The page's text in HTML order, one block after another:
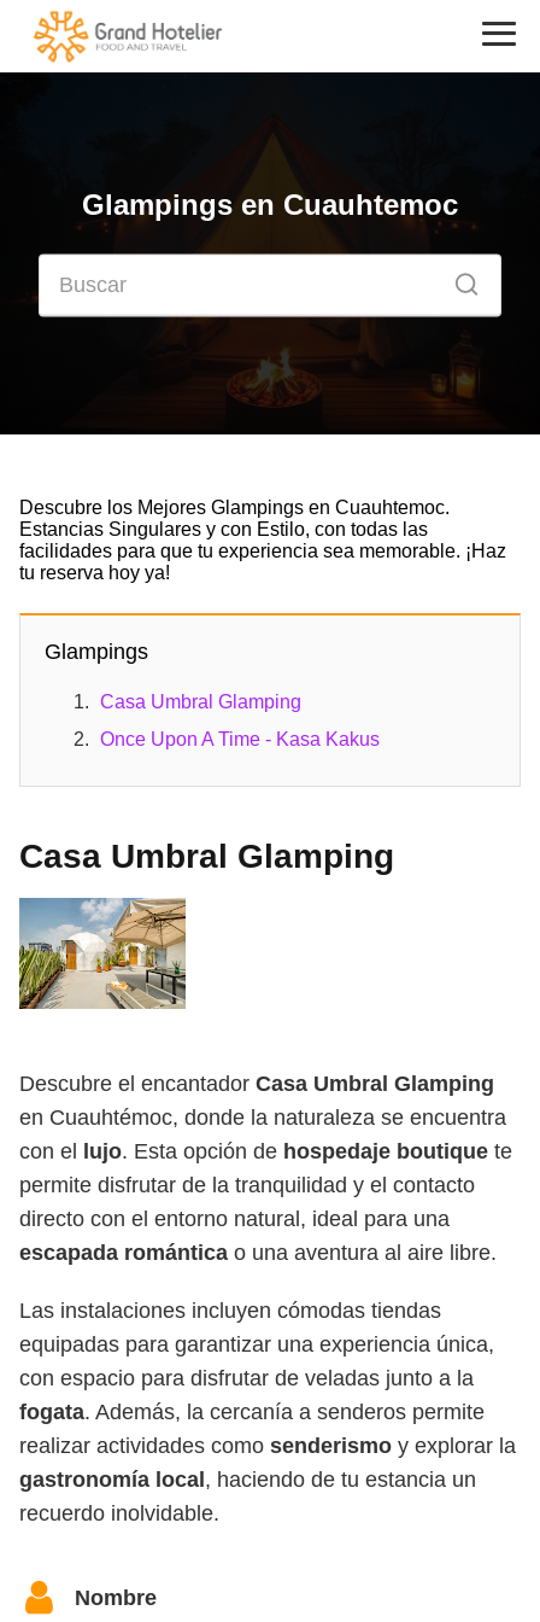
Glampings en Cuauhtemoc
Descubre los Mejores Glampings en Cuauhtemoc.
Estancias Singulares y con Estilo, con todas las
facilidades para que tu experiencia sea memorable. ¡Haz
tu reserva hoy ya!
Glampings
Casa Umbral Glamping
Once Upon A Time - Kasa Kakus
Casa Umbral Glamping
Descubre el encantador Casa Umbral Glamping
en Cuauhtémoc, donde la naturaleza se encuentra
con el
lujo. Esta opción de hospedaje boutique te
permite disfrutar de la tranquilidad y el contacto
directo con el entorno natural, ideal para una
escapada romántica o una aventura al aire libre.
Las instalaciones incluyen cómodas tiendas
equipadas para garantizar una experiencia única,
con espacio para disfrutar de veladas junto a la
fogata. Además, la cercanía a senderos permite
realizar actividades como senderismo y explorar la
gastronomía local , haciendo de tu estancia un
recuerdo inolvidable.
Nombre